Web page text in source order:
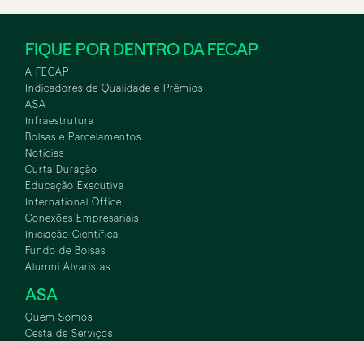
FIQUE POR DENTRO DA FECAP
A FECAP
Indicadores de Qualidade e Prêmios
ASA
Infraestrutura
Bolsas e Parcelamentos
Notícias
Curta Duração
Educação Executiva
International Office
Conexões Empresariais
Iniciação Científica
Fundo de Bolsas
Alumni Alvaristas
ASA
Quem Somos
Cesta de Serviços